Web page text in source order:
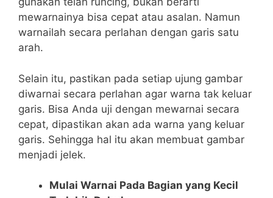
mewarnainya bisa cepat atau asalan. Namun
warnailah secara perlahan dengan garis satu
arah.
Selain itu, pastikan pada setiap ujung gambar
diwarnai secara perlahan agar warna tak keluar
garis. Bisa Anda uji dengan mewarnai secara
cepat, dipastikan akan ada warna yang keluar
garis. Sehingga hal itu akan membuat gambar
menjadi jelek.
Mulai Warnai Pada Bagian yang Kecil